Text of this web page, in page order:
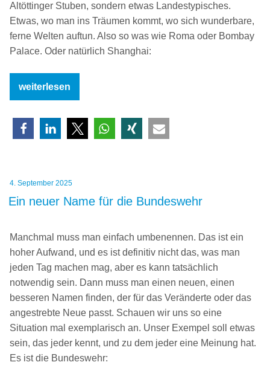
Altöttinger Stuben, sondern etwas Landestypisches.
Etwas, wo man ins Träumen kommt, wo sich wunderbare,
ferne Welten auftun. Also so was wie Roma oder Bombay
Palace. Oder natürlich Shanghai:
„Lebenshilfe
Lokalnamen
–
Tipps
weiterlesen
Veröffentlicht
am
4. September 2025
Ein neuer Name für die Bundeswehr
Manchmal muss man einfach umbenennen. Das ist ein
hoher Aufwand, und es ist definitiv nicht das, was man
jeden Tag machen mag, aber es kann tatsächlich
notwendig sein. Dann muss man einen neuen, einen
besseren Namen finden, der für das Veränderte oder das
angestrebte Neue passt. Schauen wir uns so eine
Situation mal exemplarisch an. Unser Exempel soll etwas
sein, das jeder kennt, und zu dem jeder eine Meinung hat.
Es ist die Bundeswehr: